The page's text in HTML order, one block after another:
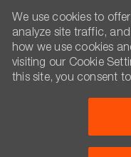
We use cookies to
analyze site traffic,
how we use cookies
visiting our Cookie
this site, you consent